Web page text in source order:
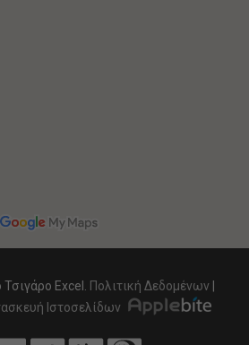
Excel. Πολιτική Δεδομένων|
Ιστοσελίδων